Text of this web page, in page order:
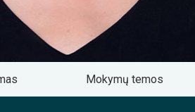
Mokymų temos